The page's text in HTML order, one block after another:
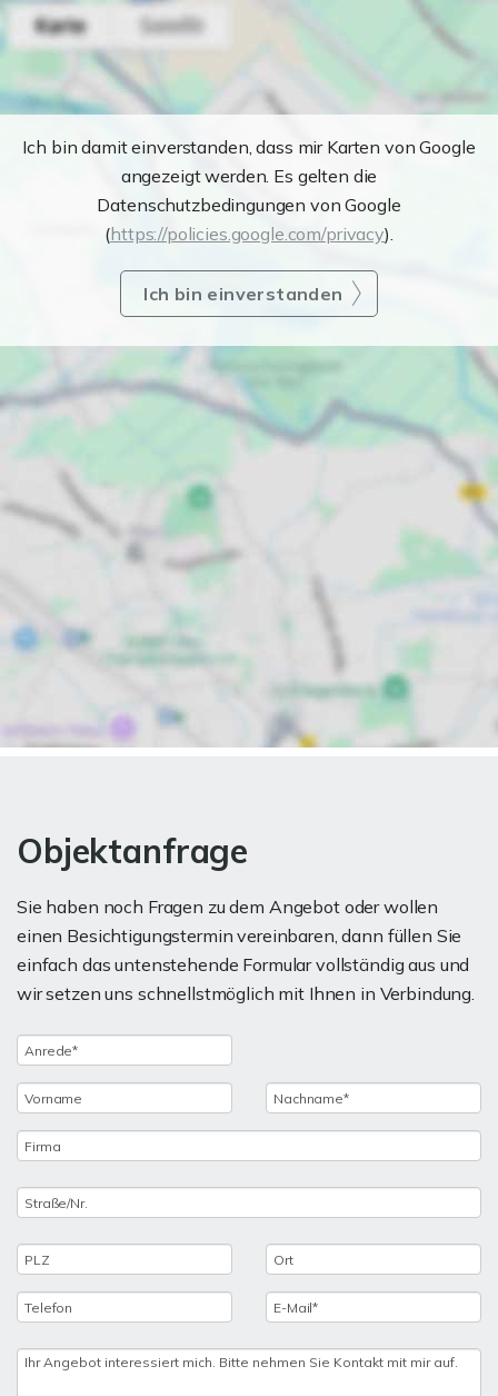
Ich bin damit einverstanden, dass mir Karten von Google
angezeigt werden. Es gelten die
Datenschutzbedingungen von Google
(https://policies.google.com/privacy).
Ich bin einverstanden
Objektanfrage
Sie haben noch Fragen zu dem Angebot oder wollen
einen Besichtigungstermin vereinbaren, dann füllen Sie
einfach das untenstehende Formular vollständig aus und
wir setzen uns schnellstmöglich mit Ihnen in Verbindung.